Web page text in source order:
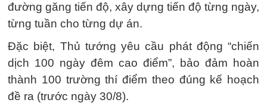
đường găng tiến độ, xây dựng tiến độ từng ngày,
từng tuần cho từng dự án.
Đặc biệt, Thủ tướng yêu cầu phát động “chiến
dịch 100 ngày đêm cao điểm”, bảo đảm hoàn
thành 100 trường thí điểm theo đúng kế hoạch
đề ra (trước ngày 30/8).